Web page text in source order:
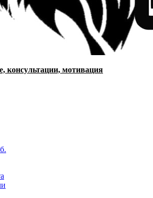
консультации, мотивация